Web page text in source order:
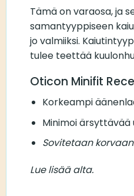
Tämä on varaosa, ja
samantyyppiseen
jo valmiiksi.
tulee teettää
Oticon Minifit
Korkeampi
Minimoi ärsyttävää
Sovitetaan
Lue lisää alta.